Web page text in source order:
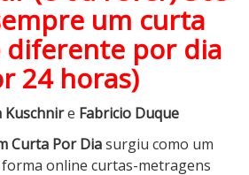
um curta
diferente por dia
24 horas)
Kuschnire Fabricio Duque
Curta Por Diasurgiu como um
online curtas-metragens